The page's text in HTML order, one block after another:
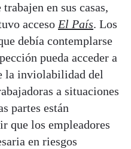
trabajen en sus casas,
acceso El País. Los
debía contemplarse
pueda acceder a
la inviolabilidad del
a situaciones
partes están
que los empleadores
en riesgos